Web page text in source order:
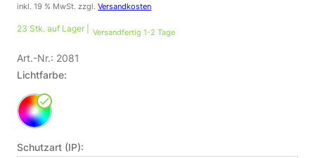
inkl. 19 % MwSt. zzgl.Versandkosten
23 Stk. auf Lager | Versandfertig 1-2 Tage
Art.-Nr.: 2081
Lichtfarbe:
Schutzart (IP):